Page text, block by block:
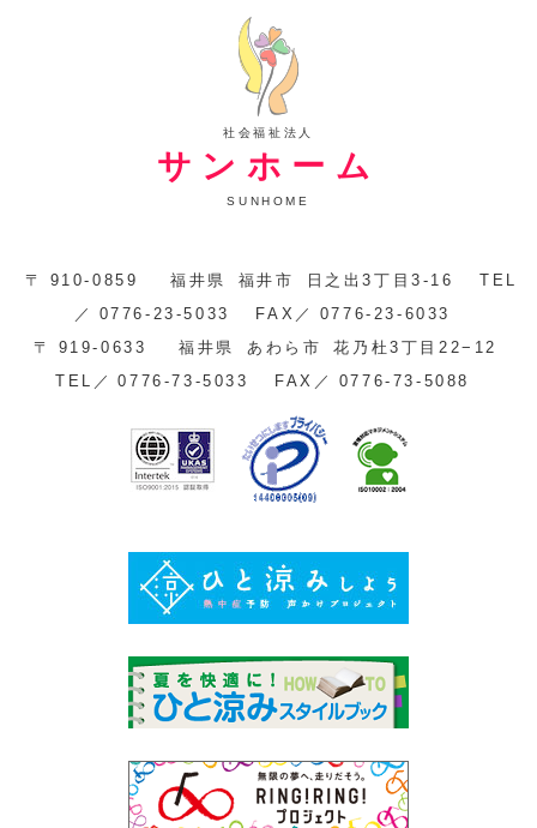
社会福祉法人
サンホーム
SUNHOME
〒 910-0859 福井県 福井市 日之出3丁目3-16
TEL
／
0776-23-5033 FAX／
0776-23-6033
〒
919-0633 福井県 あわら市
花乃杜3丁目22−12
TEL／
0776-73-5033 FAX／ 0776-73-5088